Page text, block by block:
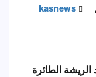
kasnews
الطائرة